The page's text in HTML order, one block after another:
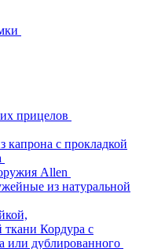
прицелов
капрона с прокладкой
Allen
из натуральной
Кордура с
или дублированного